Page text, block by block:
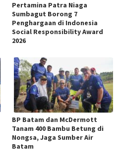
Pertamina Patra Niaga
Sumbagut Borong 7
Penghargaan di Indonesia
Social Responsibility Award
2026
BP Batam dan McDermott
Tanam 400 Bambu Betung di
Nongsa, Jaga Sumber Air
Batam